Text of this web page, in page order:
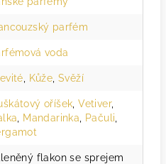
parfém
voda
Kůže ,Svěží
oříšek ,Vetiver,
Mandarinka Pačuli
flakon se sprejem